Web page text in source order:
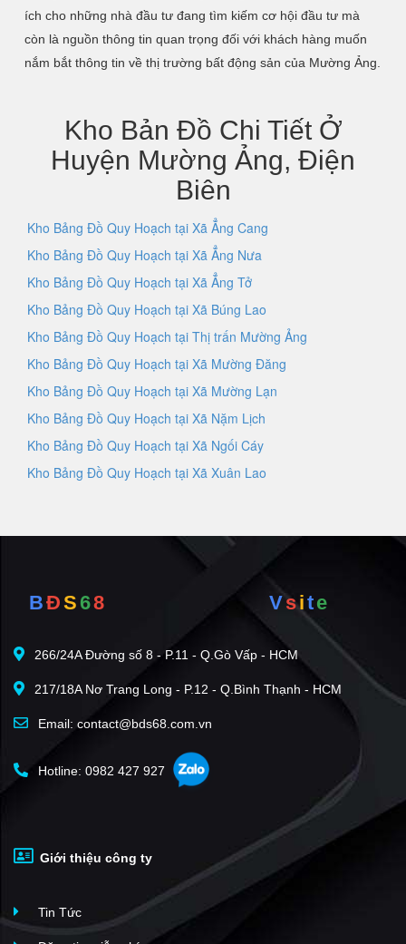
ích cho những nhà đầu tư đang tìm kiếm cơ hội đầu tư mà
còn là nguồn thông tin quan trọng đối với khách hàng muốn
nắm bắt thông tin về thị trường bất động sản của Mường Ảng.
Kho Bản Đồ Chi Tiết Ở
Huyện Mường Ảng, Điện
Biên
Kho Bảng Đồ Quy Hoạch tại Xã Ẳng Cang
Kho Bảng Đồ Quy Hoạch tại Xã Ẳng Nưa
Kho Bảng Đồ Quy Hoạch tại Xã Ẳng Tở
Kho Bảng Đồ Quy Hoạch tại Xã Búng Lao
Kho Bảng Đồ Quy Hoạch tại Thị trấn Mường Ảng
Kho Bảng Đồ Quy Hoạch tại Xã Mường Đăng
Kho Bảng Đồ Quy Hoạch tại Xã Mường Lạn
Kho Bảng Đồ Quy Hoạch tại Xã Nặm Lịch
Kho Bảng Đồ Quy Hoạch tại Xã Ngối Cáy
Kho Bảng Đồ Quy Hoạch tại Xã Xuân Lao
BĐS68 Vsite
266/24A Đường số 8 - P.11 - Q.Gò Vấp - HCM
217/18A Nơ Trang Long - P.12 - Q.Bình Thạnh - HCM
Email: contact@bds68.com.vn
Hotline: 0982 427 927
Giới thiệu công ty
Tin Tức